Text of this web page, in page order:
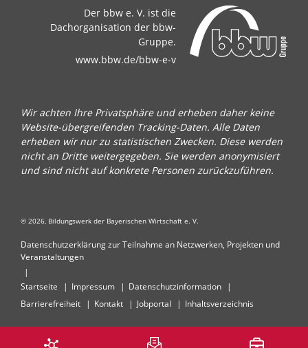
Der bbw e. V. ist die
Dachorganisation der bbw-
Gruppe.
www.bbw.de/bbw-e-v
Wir achten Ihre Privatsphäre und erheben daher keine
Website-übergreifenden Tracking-Daten. Alle Daten
erheben wir nur zu statistischen Zwecken. Diese werden
nicht an Dritte weitergegeben. Sie werden anonymisiert
und sind nicht auf konkrete Personen zurückzuführen.
© 2026, Bildungswerk der Bayerischen Wirtschaft e. V.
Datenschutzerklärung zur Teilnahme an Netzwerken, Projekten und
Veranstaltungen
Startseite Impressum
Datenschutzinformation
Barrierefreiheit
Kontakt Jobportal Inhaltsverzeichnis